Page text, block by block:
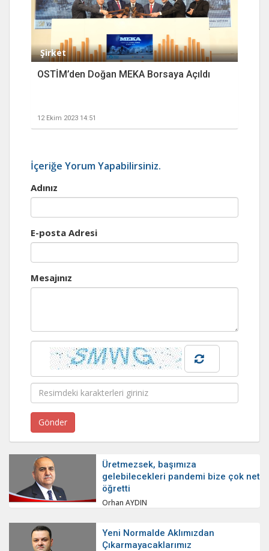
Şirket
OSTİM’den Doğan MEKA Borsaya Açıldı
12 Ekim 2023 14:51
İçeriğe Yorum Yapabilirsiniz.
Adınız
E-posta Adresi
Mesajınız
Üretmezsek, başımıza
gelebilecekleri pandemi bize çok net
öğretti
Orhan AYDIN
Yeni Normalde Aklımızdan
Çıkarmayacaklarımız